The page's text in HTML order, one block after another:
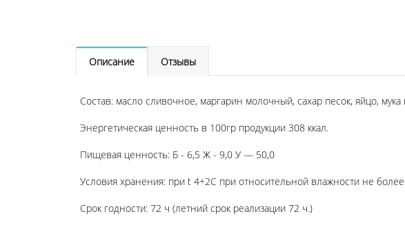
Описание Отзывы
Состав: масло сливочное, маргарин молочный, сахар песок, яйцо,
Энергетическая ценность в 100гр продукции 308 ккал.
Пищевая ценность: Б - 6,5 Ж - 9,0 У — 50,0
Условия хранения: при t 4+2C при относительной влажности не
Срок годности: 72 ч (летний срок реализации 72 ч.)